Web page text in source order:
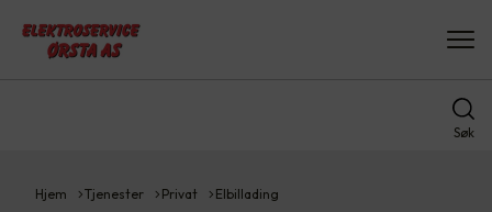
Søk
Hjem Tjenester Privat Elbillading